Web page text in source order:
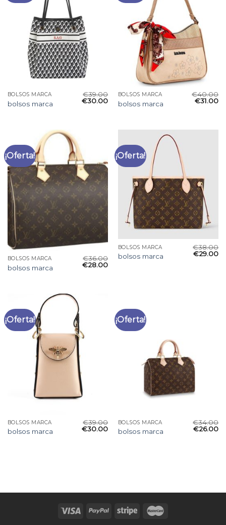
BOLSOS MARCA
bolsos marca
€39.00
€30.00
BOLSOS MARCA
bolsos marca
€40.00
€31.00
¡Oferta!
BOLSOS MARCA
bolsos marca
€36.00
€28.00
¡Oferta!
BOLSOS MARCA
bolsos marca
€38.00
€29.00
¡Oferta!
BOLSOS MARCA
bolsos marca
€39.00
€30.00
¡Oferta!
BOLSOS MARCA
bolsos marca
€34.00
€26.00